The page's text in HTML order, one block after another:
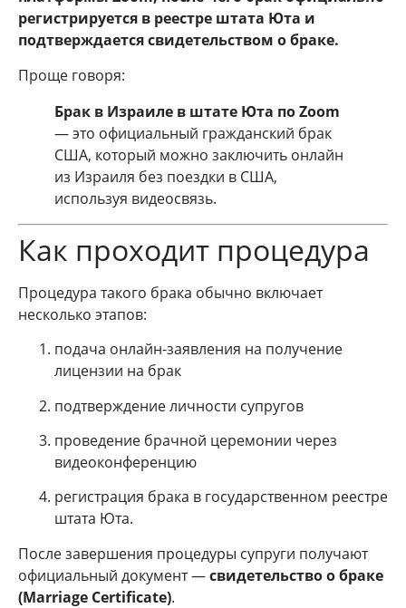
регистрируется в реестре штата Юта и
подтверждается свидетельством о браке.
Проще говоря:
Брак в Израиле в штате Юта по Zoom
— это официальный гражданский брак
США, который можно заключить онлайн
из Израиля без поездки в США,
используя видеосвязь.
Как проходит процедура
Процедура такого брака обычно включает
несколько этапов:
подача онлайн-заявления на получение
лицензии на брак
подтверждение личности супругов
проведение брачной церемонии через
видеоконференцию
регистрация брака в государственном реестре
штата Юта.
После завершения процедуры супруги получают
официальный документ —свидетельство о браке
(Marriage Certificate).